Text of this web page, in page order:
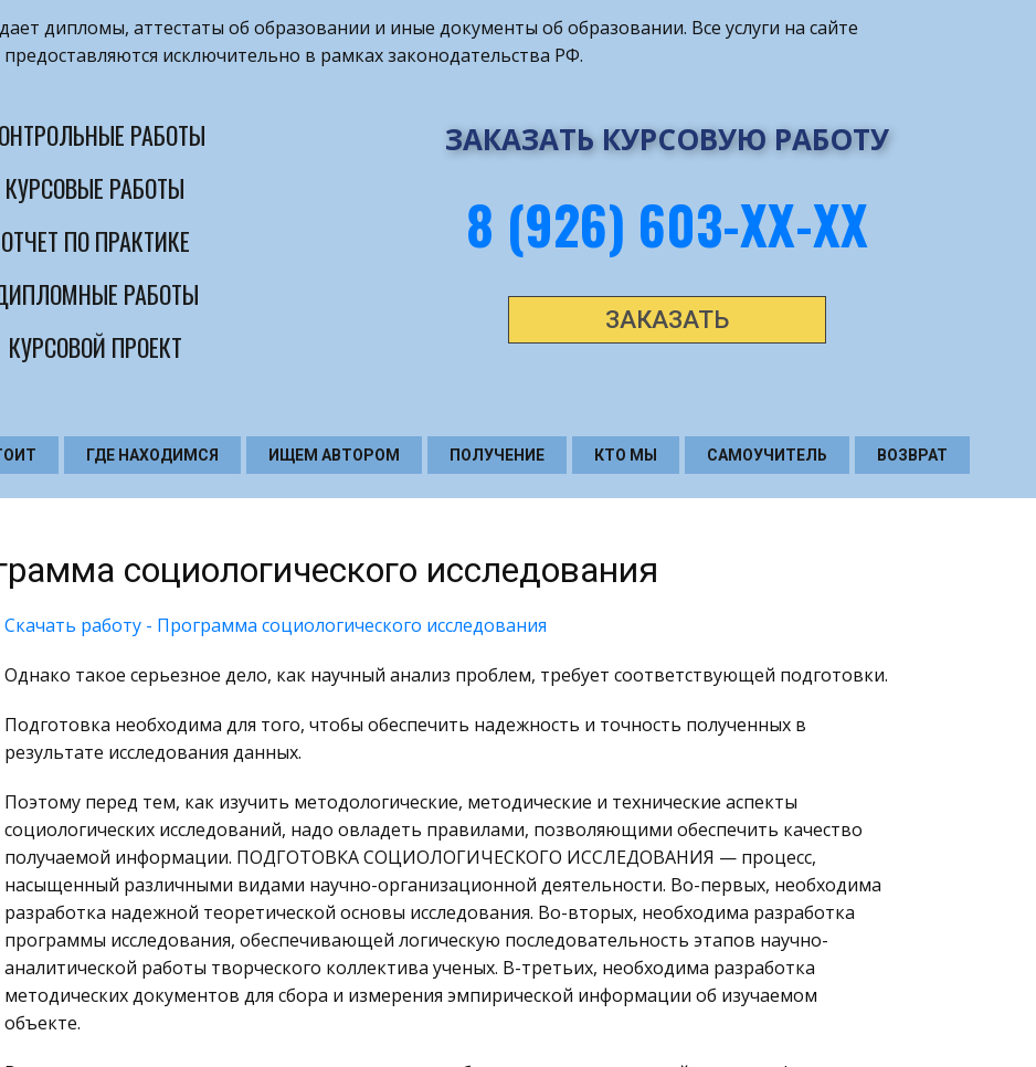
дипломы, аттестаты об образовании и иные документы об образовании. Все услуги на сайте
предоставляются исключительно в рамках законодательства РФ.
ЗАКАЗАТЬ КУРСОВУЮ РАБОТУ
8 (926) 603-ХХ-ХХ
ЗАКАЗАТЬ
РАБОТЫ
КУРСОВЫЕ РАБОТЫ
ОТЧЕТ ПО ПРАКТИКЕ
РАБОТЫ
КУРСОВОЙ ПРОЕКТ
ГДЕ НАХОДИМСЯ ИЩЕМ АВТОРОМ ПОЛУЧЕНИЕ КТО МЫ САМОУЧИТЕЛЬ ВОЗВРАТ
социологического исследования
Скачать работу - Программа социологического исследования
Однако такое серьезное дело, как научный анализ проблем, требует соответствующей подготовки.
Подготовка необходима для того, чтобы обеспечить надежность и точность полученных в
результате исследования данных.
Поэтому перед тем, как изучить методологические, методические и технические аспекты
социологических исследований, надо овладеть правилами, позволяющими обеспечить качество
получаемой информации. ПОДГОТОВКА СОЦИОЛОГИЧЕСКОГО ИССЛЕДОВАНИЯ — процесс,
насыщенный различными видами научно-организационной деятельности. Во-первых, необходима
разработка надежной теоретической основы исследования. Во-вторых, необходима разработка
программы исследования, обеспечивающей логическую последовательность этапов научно-
аналитической работы творческого коллектива ученых. В-третьих, необходима разработка
методических документов для сбора и измерения эмпирической информации об изучаемом
объекте.